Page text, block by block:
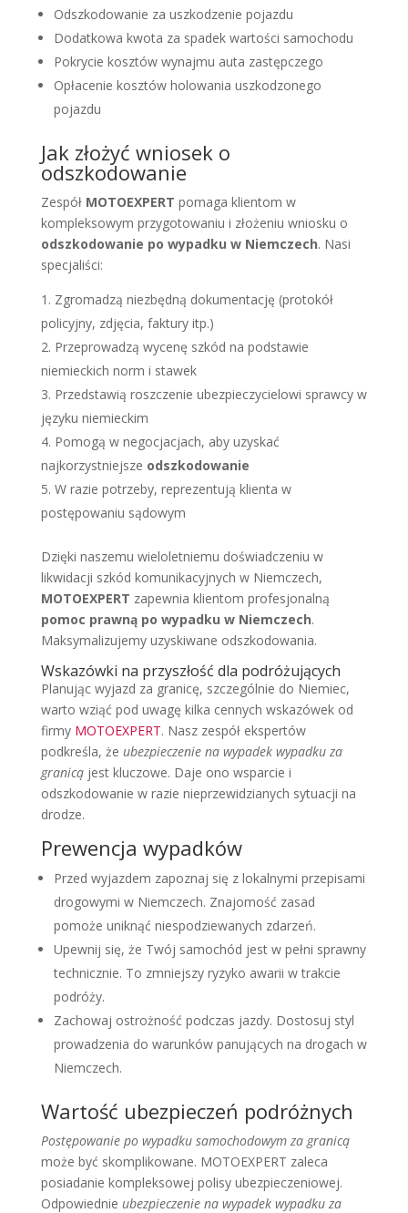
Odszkodowanie za uszkodzenie pojazdu
Dodatkowa kwota za spadek wartości samochodu
Pokrycie kosztów wynajmu auta zastępczego
Opłacenie kosztów holowania uszkodzonego
pojazdu
Jak złożyć wniosek o
odszkodowanie
Zespół MOTOEXPERT pomaga klientom w
kompleksowym przygotowaniu i złożeniu wniosku o
odszkodowanie po wypadku w Niemczech. Nasi
specjaliści:
Zgromadzą niezbędną dokumentację (protokół
policyjny, zdjęcia, faktury itp.)
Przeprowadzą wycenę szkód na podstawie
niemieckich norm i stawek
Przedstawią roszczenie ubezpieczycielowi sprawcy w
języku niemieckim
Pomogą w negocjacjach, aby uzyskać
najkorzystniejsze odszkodowanie
W razie potrzeby, reprezentują klienta w
postępowaniu sądowym
Dzięki naszemu wieloletniemu doświadczeniu w
likwidacji szkód komunikacyjnych w Niemczech,
MOTOEXPERT zapewnia klientom profesjonalną
pomoc prawną po wypadku w Niemczech.
Maksymalizujemy uzyskiwane odszkodowania.
Wskazówki na przyszłość dla podróżujących
Planując wyjazd za granicę, szczególnie do Niemiec,
warto wziąć pod uwagę kilka cennych wskazówek od
firmy MOTOEXPERT. Nasz zespół ekspertów
podkreśla, że ubezpieczenie na wypadek wypadku za
granicąjest kluczowe. Daje ono wsparcie i
odszkodowanie w razie nieprzewidzianych sytuacji na
drodze.
Prewencja wypadków
Przed wyjazdem zapoznaj się z lokalnymi przepisami
drogowymi w Niemczech. Znajomość zasad
pomoże uniknąć niespodziewanych zdarzeń.
Upewnij się, że Twój samochód jest w pełni sprawny
technicznie. To zmniejszy ryzyko awarii w trakcie
podróży.
Zachowaj ostrożność podczas jazdy. Dostosuj styl
prowadzenia do warunków panujących na drogach w
Niemczech.
Wartość ubezpieczeń podróżnych
Postępowanie po wypadku samochodowym za granicą
może być skomplikowane. MOTOEXPERT zaleca
posiadanie kompleksowej polisy ubezpieczeniowej.
Odpowiednie ubezpieczenie na wypadek wypadku za